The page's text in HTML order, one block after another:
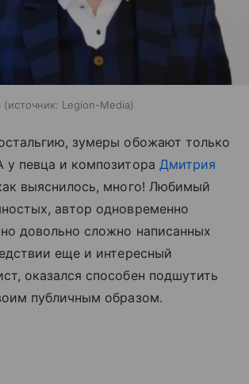
источник: Legion-Media
зумеры обожают только
певца и композитора Дмитрия
выяснилось, много! Любимый
автор одновременно
довольно сложно написанных
еще и интересный
оказался способен подшутить
публичным образом.